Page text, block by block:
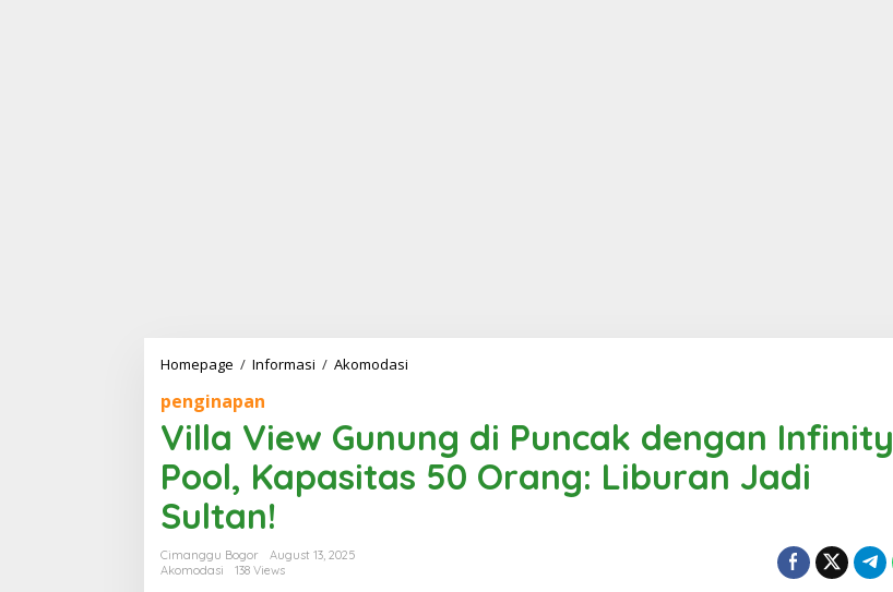
Homepage / Informasi / Akomodasi
Puncak
dengan
Infinity
penginapan
Villa View Gunung di Puncak dengan Infinity
Pool, Kapasitas 50 Orang: Liburan Jadi
Sultan!
Cimanggu Bogor
August 13, 2025
Akomodasi
138 Views